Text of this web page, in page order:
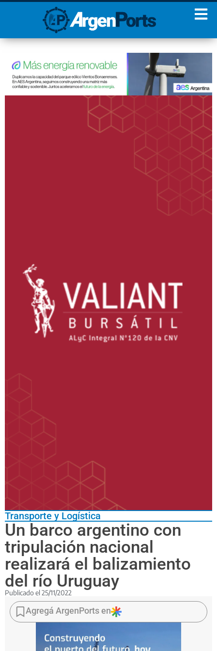
Transporte y Logística
Un barco argentino con
tripulación nacional
realizará el balizamiento
del río Uruguay
Publicado el 25/11/2022
Se
trata
del balizador-
Agregá ArgenPorts en
¡Sumate a nuestro
Newsletter!
Nombre Apellidos
Estoy de acuerdo con las